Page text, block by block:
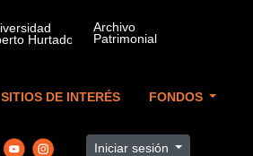
SITIOS DE INTERÉS FONDOS
Iniciar sesión